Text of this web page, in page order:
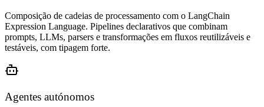
Composição de cadeias de processamento com o LangChain
Expression Language. Pipelines declarativos que combinam
prompts, LLMs, parsers e transformações em fluxos reutilizáveis e
testáveis, com tipagem forte.
Agentes autónomos